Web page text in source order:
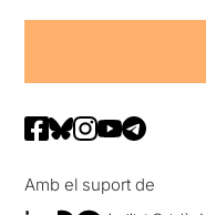
Amb el suport de